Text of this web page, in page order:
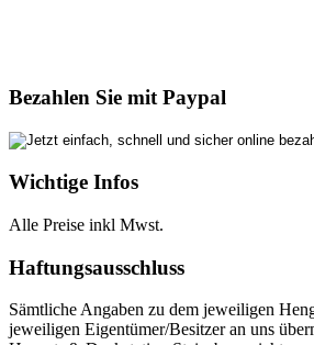
Bezahlen Sie mit Paypal
Wichtige Infos
Alle Preise inkl Mwst.
Haftungsausschluss
Sämtliche Angaben zu dem jeweiligen
jeweiligen Eigentümer/Besitzer an uns